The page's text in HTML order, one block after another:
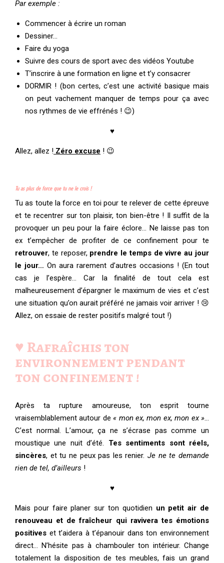
Par exemple :
Commencer à écrire un roman
Dessiner…
Faire du yoga
Suivre des cours de sport avec des vidéos Youtube
T’inscrire à une formation en ligne et t’y consacrer
DORMIR ! (bon certes, c’est une activité basique mais
on peut vachement manquer de temps pour ça avec
nos rythmes de vie effrénés ! 😉)
♥
Allez, allez ! Zéro excuse ! 😉
Tu as plus de force que tu ne le crois !
Tu as toute la force en toi pour te relever de cette épreuve
et te recentrer sur ton plaisir, ton bien-être ! Il suffit de la
provoquer un peu pour la faire éclore… Ne laisse pas ton
ex t’empêcher de profiter de ce confinement pour te
retrouver, te reposer, prendre le temps de vivre au jour
le jour… On aura rarement d’autres occasions ! (En tout
cas je l’espère… Car la finalité de tout cela est
malheureusement d’épargner le maximum de vies et c’est
une situation qu’on aurait préféré ne jamais voir arriver ! 😢
Allez, on essaie de rester positifs malgré tout !)
♥️ Rafraîchis ton
environnement pendant
ton confinement !
Après ta rupture amoureuse, ton esprit tourne
vraisemblablement autour de« mon ex, mon ex, mon ex »…
C’est normal. L’amour, ça ne s’écrase pas comme un
moustique une nuit d’été. Tes sentiments sont réels,
sincères, et tu ne peux pas les renier.Je ne te demande
rien de tel, d’ailleurs !
♥
Mais pour faire planer sur ton quotidien un petit air de
renouveau et de fraîcheur qui ravivera tes émotions
positives et t’aidera à t’épanouir dans ton environnement
direct… N’hésite pas à chambouler ton intérieur. Change
totalement la disposition de tes meubles, fais un grand